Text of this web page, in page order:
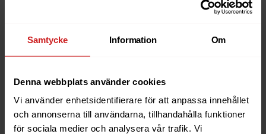
Samtycke Information Om
Denna webbplats använder cookies
Vi använder enhetsidentifierare för att anpassa innehållet
och annonserna till användarna, tillhandahålla funktioner
för sociala medier och analysera vår trafik. Vi
ett DNS-kluster gör det möjligt för en skadlig
server att utföra en man-in-the-middle-attack och
HTTP-headers.
Tekniska detaljer offentliggjordes först i samband med
patchen, vilket är cPanels normala rutin vid den här